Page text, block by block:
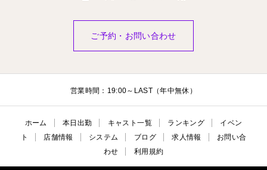
ご予約・お問い合わせ
営業時間：19:00～LAST（年中無休）
ホーム 本日出勤 キャスト一覧 ランキング
イベン
ト
店舗情報 システム ブログ 求人情報
お問い合
わせ
利用規約